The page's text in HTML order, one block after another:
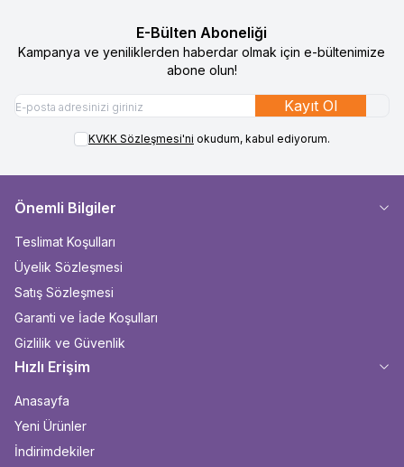
E-Bülten Aboneliği
Kampanya ve yeniliklerden haberdar olmak için e-bültenimize
abone olun!
Kayıt Ol
KVKK Sözleşmesi'ni okudum, kabul ediyorum.
Önemli Bilgiler
Teslimat Koşulları
Üyelik Sözleşmesi
Satış Sözleşmesi
Garanti ve İade Koşulları
Gizlilik ve Güvenlik
Hızlı Erişim
Anasayfa
Yeni Ürünler
İndirimdekiler